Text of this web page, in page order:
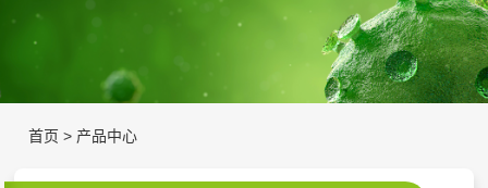
首页 > 产品中心